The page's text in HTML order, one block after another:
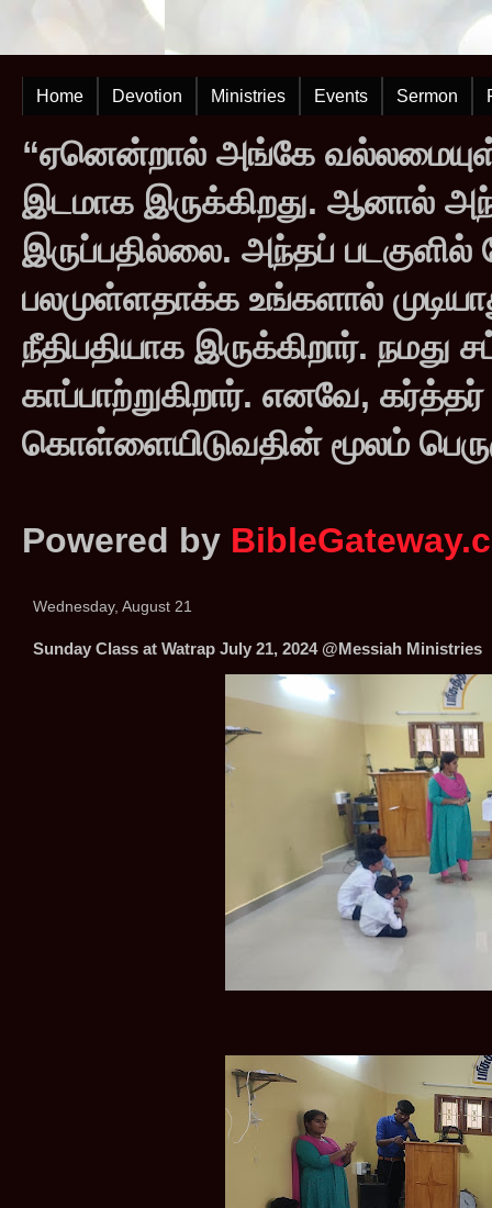
Home Devotion Ministries Events Sermon
“ஏனென்றால் அங்கே
இடமாக இருக்கிறது. ஆனால்
இருப்பதில்லை. அந்தப்
பலமுள்ளதாக்க உங்களால்
நீதிபதியாக இருக்கிறார்.
காப்பாற்றுகிறார். எனவே,
கொள்ளையிடுவதின் மூலம்
Powered by
Wednesday, August 21
Sunday Class at Watrap July 21, 2024 @Messiah Ministries